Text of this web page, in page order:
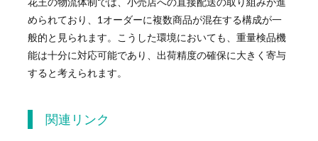
められており、1オーダーに複数商品が混在する構成が一
般的と見られます。こうした環境においても、重量検品機
能は十分に対応可能であり、出荷精度の確保に大きく寄与
すると考えられます。
関連リンク